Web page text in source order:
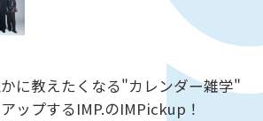
に教えたくなる"カレンダー雑学"
ップするIMP.のIMPickup！